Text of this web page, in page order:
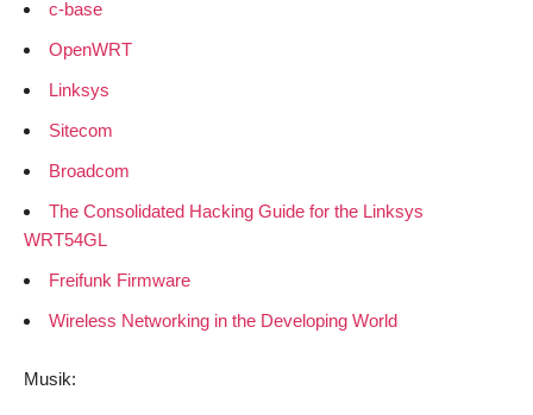
c-base
OpenWRT
Linksys
Sitecom
Broadcom
The Consolidated Hacking Guide for the Linksys
WRT54GL
Freifunk Firmware
Wireless Networking in the Developing World
Musik: